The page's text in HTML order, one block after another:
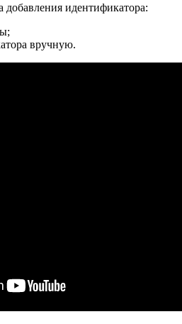
идентификатора:
вручную.